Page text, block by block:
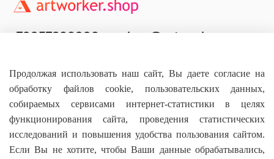
Основное
+79957800990 shop@artworker.pro
Продолжая использовать наш сайт, Вы даете согласие на
обработку файлов cookie, пользовательских данных,
собираемых сервисами интернет-статистики в целях
функционирования сайта, проведения статистических
исследований и повышения удобства пользования сайтом.
Если Вы не хотите, чтобы Ваши данные обрабатывались,